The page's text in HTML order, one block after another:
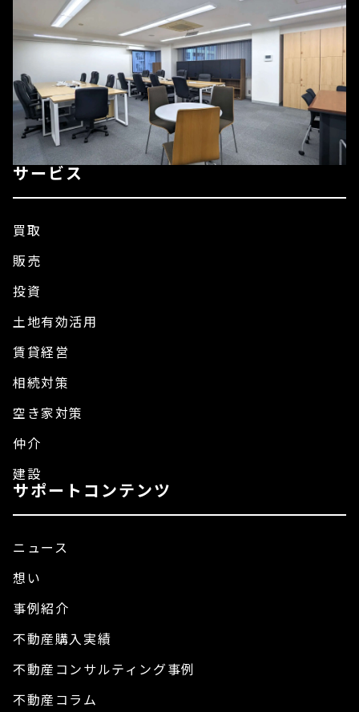
サービス
買取
販売
投資
土地有効活用
賃貸経営
相続対策
空き家対策
仲介
建設
サポートコンテンツ
ニュース
想い
事例紹介
不動産購入実績
不動産コンサルティング事例
不動産コラム